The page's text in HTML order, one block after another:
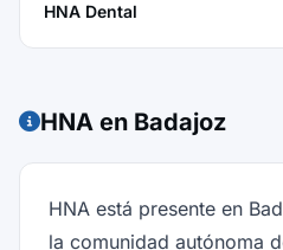
HNA Dental
HNA en Badajoz
HNA está presente en
la comunidad autónoma